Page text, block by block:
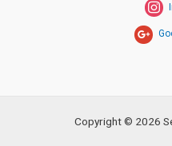
Copyright © 2026